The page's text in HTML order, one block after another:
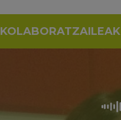
KOLABORATZAILEAK